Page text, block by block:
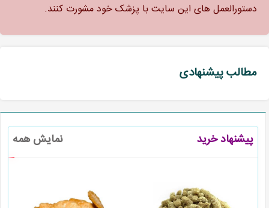
دستورالعمل های این سایت با پزشک خود مشورت کنند.
مطالب پیشنهادی
پیشنهاد خرید نمایش همه